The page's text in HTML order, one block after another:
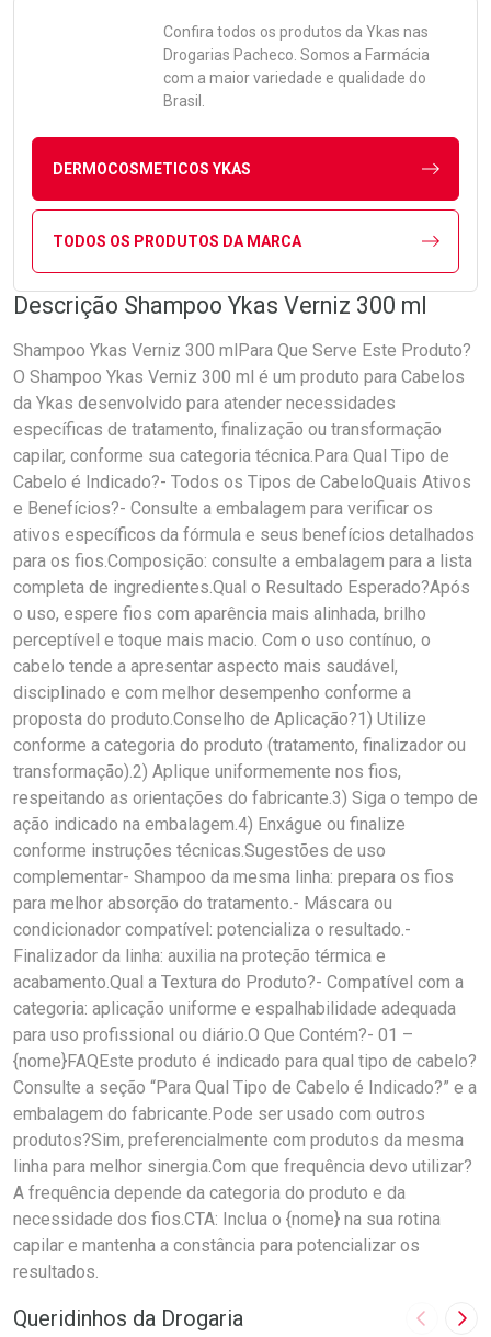
Confira todos os produtos da Ykas nas
Drogarias Pacheco. Somos a Farmácia
com a maior variedade e qualidade do
Brasil.
DERMOCOSMETICOS YKAS
TODOS OS PRODUTOS DA MARCA
Descrição Shampoo Ykas Verniz 300 ml
Shampoo Ykas Verniz 300 mlPara Que Serve Este Produto?
O Shampoo Ykas Verniz 300 ml é um produto para Cabelos
da Ykas desenvolvido para atender necessidades
específicas de tratamento, finalização ou transformação
capilar, conforme sua categoria técnica.Para Qual Tipo de
Cabelo é Indicado?- Todos os Tipos de CabeloQuais Ativos
e Benefícios?- Consulte a embalagem para verificar os
ativos específicos da fórmula e seus benefícios detalhados
para os fios.Composição: consulte a embalagem para a lista
completa de ingredientes.Qual o Resultado Esperado?Após
o uso, espere fios com aparência mais alinhada, brilho
perceptível e toque mais macio. Com o uso contínuo, o
cabelo tende a apresentar aspecto mais saudável,
disciplinado e com melhor desempenho conforme a
proposta do produto.Conselho de Aplicação?1) Utilize
conforme a categoria do produto (tratamento, finalizador ou
transformação).2) Aplique uniformemente nos fios,
respeitando as orientações do fabricante.3) Siga o tempo de
ação indicado na embalagem.4) Enxágue ou finalize
conforme instruções técnicas.Sugestões de uso
complementar- Shampoo da mesma linha: prepara os fios
para melhor absorção do tratamento.- Máscara ou
condicionador compatível: potencializa o resultado.-
Finalizador da linha: auxilia na proteção térmica e
acabamento.Qual a Textura do Produto?- Compatível com a
categoria: aplicação uniforme e espalhabilidade adequada
para uso profissional ou diário.O Que Contém?- 01 –
{nome}FAQEste produto é indicado para qual tipo de cabelo?
Consulte a seção “Para Qual Tipo de Cabelo é Indicado?” e a
embalagem do fabricante.Pode ser usado com outros
produtos?Sim, preferencialmente com produtos da mesma
linha para melhor sinergia.Com que frequência devo utilizar?
A frequência depende da categoria do produto e da
necessidade dos fios.CTA: Inclua o {nome} na sua rotina
capilar e mantenha a constância para potencializar os
resultados.
Queridinhos da Drogaria Imagem